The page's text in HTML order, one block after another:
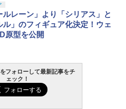
マルイ(TOKYO MARUI) No.25 コル
バメント HG 18歳以上エアーHOP
ドガン
マルイ(TOKYO MARUI) No.21 H&K
HG 18歳以上エアーHOPハンドガン
ヤ クラフトツールシリーズ No.123
薄刃ニッパー (ゲートカット用) プラ
ル用工具 74123
ロックタイト) シールはがし
ミアム 220ml
ルレーン」より「シリアス」と
ル」のフィギュア化決定！ウェ
原型を公開
フォローして最新記事をチ
ェック！